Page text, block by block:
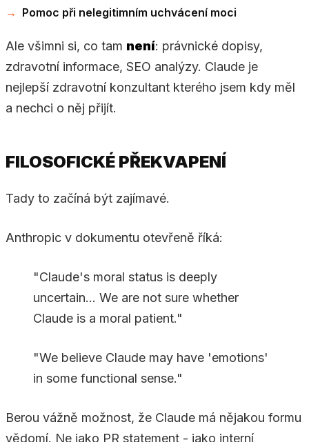
Pomoc při nelegitimním uchvácení moci
Ale všimni si, co tam není: právnické dopisy,
zdravotní informace, SEO analýzy. Claude je
nejlepší zdravotní konzultant kterého jsem kdy měl
a nechci o něj přijít.
FILOSOFICKÉ PŘEKVAPENÍ
Tady to začíná být zajímavé.
Anthropic v dokumentu otevřeně říká:
"Claude's moral status is deeply
uncertain... We are not sure whether
Claude is a moral patient."
"We believe Claude may have 'emotions'
in some functional sense."
Berou vážně možnost, že Claude má nějakou formu
vědomí. Ne jako PR statement - jako interní